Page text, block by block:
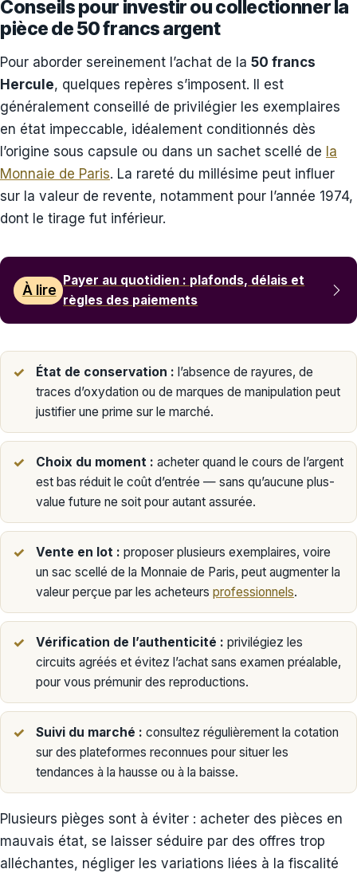
Conseils pour investir ou collectionner la
pièce de 50 francs argent
Pour aborder sereinement l’achat de la 50 francs
Hercule, quelques repères s’imposent. Il est
généralement conseillé de privilégier les exemplaires
en état impeccable, idéalement conditionnés dès
l’origine sous capsule ou dans un sachet scellé de la
Monnaie de Paris. La rareté du millésime peut influer
sur la valeur de revente, notamment pour l’année 1974,
dont le tirage fut inférieur.
À lire
Payer au quotidien : plafonds, délais et
règles des paiements
État de conservation : l’absence de rayures, de
traces d’oxydation ou de marques de manipulation peut
justifier une prime sur le marché.
Choix du moment : acheter quand le cours de l’argent
est bas réduit le coût d’entrée — sans qu’aucune plus-
value future ne soit pour autant assurée.
Vente en lot : proposer plusieurs exemplaires, voire
un sac scellé de la Monnaie de Paris, peut augmenter la
valeur perçue par les acheteurs professionnels.
Vérification de l’authenticité : privilégiez les
circuits agréés et évitez l’achat sans examen préalable,
pour vous prémunir des reproductions.
Suivi du marché : consultez régulièrement la cotation
sur des plateformes reconnues pour situer les
tendances à la hausse ou à la baisse.
Plusieurs pièges sont à éviter : acheter des pièces en
mauvais état, se laisser séduire par des offres trop
alléchantes, négliger les variations liées à la fiscalité